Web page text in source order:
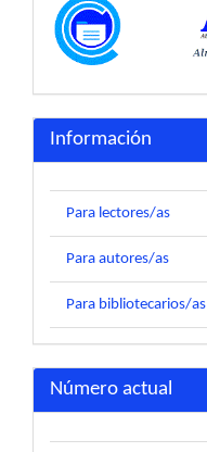
Información
Para lectores/as
Para autores/as
Para bibliotecarios/as
Número actual